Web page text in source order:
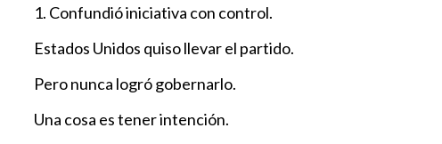
1. Confundió iniciativa con control.
Estados Unidos quiso llevar el partido.
Pero nunca logró gobernarlo.
Una cosa es tener intención.